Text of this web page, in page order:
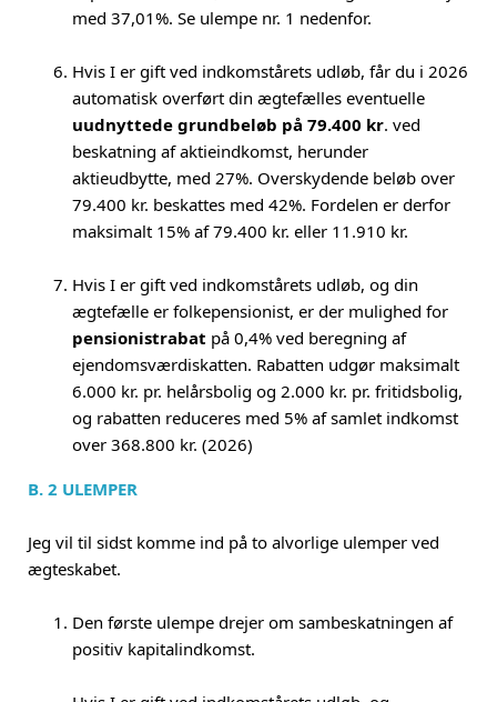
med 37,01%. Se ulempe nr. 1 nedenfor.
Hvis I er gift ved indkomstårets udløb, får du i 2026
automatisk overført din ægtefælles eventuelle
uudnyttede grundbeløb på 79.400 kr. ved
beskatning af aktieindkomst, herunder
aktieudbytte, med 27%. Overskydende beløb over
79.400 kr. beskattes med 42%. Fordelen er derfor
maksimalt 15% af 79.400 kr. eller 11.910 kr.
Hvis I er gift ved indkomstårets udløb, og din
ægtefælle er folkepensionist, er der mulighed for
pensionistrabat på 0,4% ved beregning af
ejendomsværdiskatten. Rabatten udgør maksimalt
6.000 kr. pr. helårsbolig og 2.000 kr. pr. fritidsbolig,
og rabatten reduceres med 5% af samlet indkomst
over 368.800 kr. (2026)
B. 2 ULEMPER
Jeg vil til sidst komme ind på to alvorlige ulemper ved
ægteskabet.
Den første ulempe drejer om sambeskatningen af
positiv kapitalindkomst.